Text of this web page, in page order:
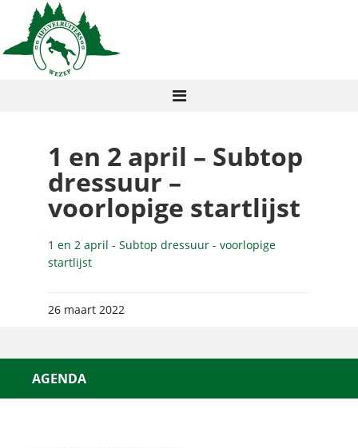
1 en 2 april – Subtop
dressuur –
voorlopige startlijst
1 en 2 april - Subtop dressuur - voorlopige
startlijst
26 maart 2022
AGENDA